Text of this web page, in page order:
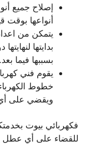
إصلاح جميع
أنواعها
يتمكن من
بدايتها
بسببها فيما بعد.
يقوم فني
خطوط الكهرباء
ويقضي على
فكهربائي بيوت
للقضاء على أي عطل